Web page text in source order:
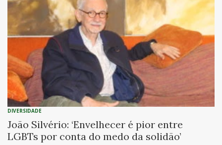
DIVERSIDADE
João Silvério: ‘Envelhecer é pior entre
LGBTs por conta do medo da solidão’